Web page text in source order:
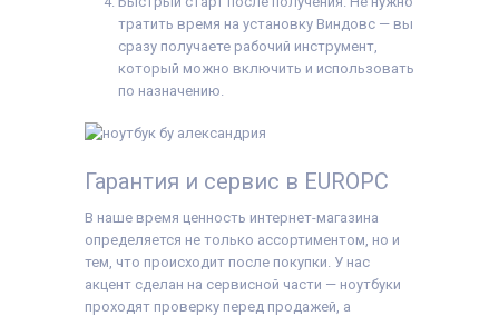
тратить время на установку Виндовс — вы
сразу получаете рабочий инструмент,
который можно включить и использовать
по назначению.
Гарантия и сервис в EUROPC
В наше время ценность интернет-магазина
определяется не только ассортиментом, но и
тем, что происходит после покупки. У нас
акцент сделан на сервисной части — ноутбуки
проходят проверку перед продажей, а